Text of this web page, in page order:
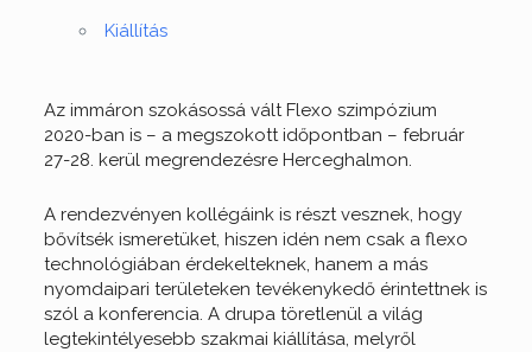
Kiállítás
Az immáron szokásossá vált Flexo szimpózium
2020-ban is – a megszokott időpontban – február
27-28. kerül megrendezésre Herceghalmon.
A rendezvényen kollégáink is részt vesznek, hogy
bővítsék ismeretüket, hiszen idén nem csak a flexo
technológiában érdekelteknek, hanem a más
nyomdaipari területeken tevékenykedő érintettnek is
szól a konferencia. A drupa töretlenül a világ
legtekintélyesebb szakmai kiállítása, melyről